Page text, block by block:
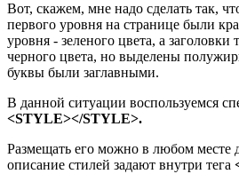
Вот, скажем, мне надо сделать так,
первого уровня на странице были
уровня - зеленого цвета, а заголовки
черного цвета, но выделены
буквы были заглавными.
В данной ситуации воспользуемся
<STYLE></STYLE>.
Размещать его можно в любом месте
описание стилей задают внутри тега